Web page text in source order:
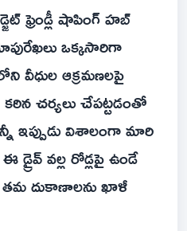
ఫ్రెండ్లీ షాపింగ్ హబ్
ఒక్కసారిగా
ఆక్రమణలపై
చర్యలు చేపట్టడంతో
ఇప్పుడు విశాలంగా మారి
డ్రైవ్ వల్ల రోడ్లపై ఉండే
దుకాణాలను ఖాళీ